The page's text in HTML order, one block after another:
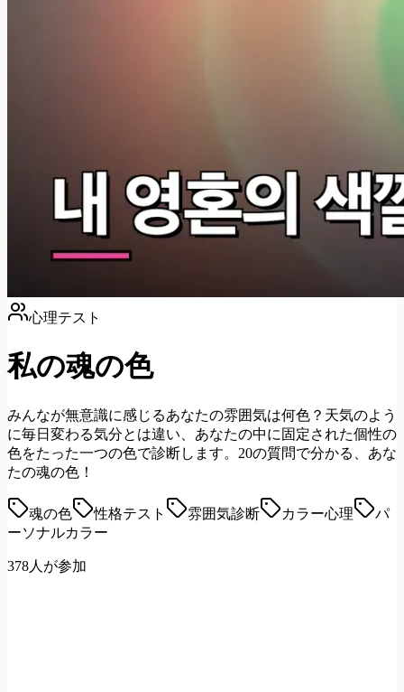
心理テスト
私の魂の色
みんなが無意識に感じるあなたの雰囲気は何色？天気のよう
に毎日変わる気分とは違い、あなたの中に固定された個性の
色をたった一つの色で診断します。20の質問で分かる、あな
たの魂の色！
魂の色 性格テスト 雰囲気診断 カラー心理
パ
ーソナルカラー
378人が参加